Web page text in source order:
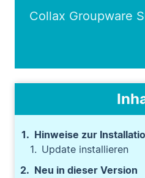
Collax Groupware
Hinweise zur
Update installieren
Neu in dieser Version